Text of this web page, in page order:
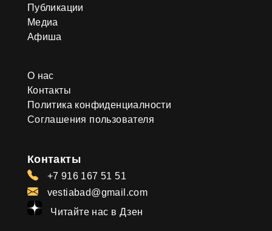
Публикации
Медиа
Афиша
О нас
Контакты
Политика конфиденциалности
Соглашения пользователя
Контакты
+7 916 167 51 51
vestiabad@gmail.com
Читайте нас в Дзен